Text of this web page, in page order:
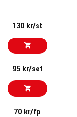
130 kr/st
95 kr/set
70 kr/fp